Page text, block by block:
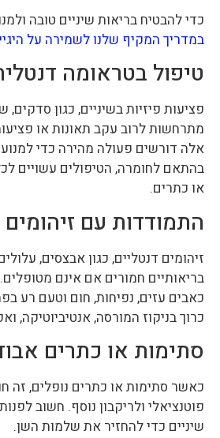
כדי להבטיח בריאות שיניים טובה
במדריך המקיף שלנו לשמירה על
טיפול בטראומה
פציעות פיזיות בשיניים, כגון
מתרחשות לרוב עקב תאונות או
אלה דורשים פעולה מהירה כדי למנוע
בהתאם לחומרה, הטיפולים עשויים
או כתרים.
התמודדות עם זיהומים
זיהומים דנטליים, כגון אבצסים,
בריאותיים חמורים אם אינם
כאבים עזים, נפיחות, חום וטעם רע
כרוך בניקוז המורסה, אנטיביוטיקה,
סתימות או כתרים
כאשר סתימות או כתרים נופלים, זה
פוטנציאלי ולריקבון נוסף. חשוב
שיניים כדי להחזיר את שלמות השן.